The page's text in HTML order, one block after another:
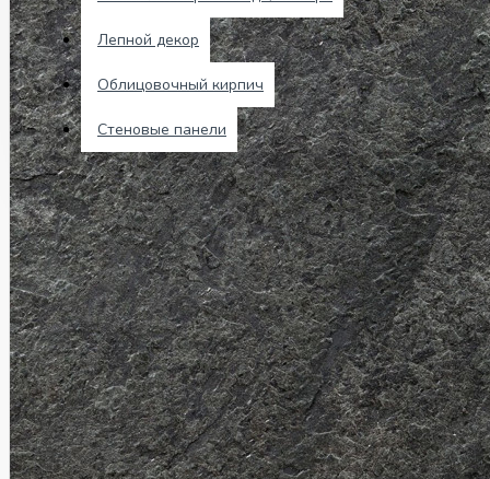
Лепной декор
Облицовочный кирпич
Стеновые панели
Чат Telegram
0 товар(ов) - 0 р.
В корзине пусто!